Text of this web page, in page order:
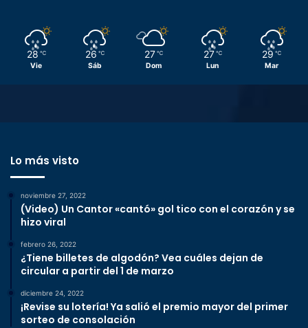
28 ℃
Vie
26 ℃
Sáb
27 ℃
Dom
27 ℃
Lun
29 ℃
Mar
Lo más visto
noviembre 27, 2022
(Video) Un Cantor «cantó» gol tico con el corazón y se
hizo viral
febrero 26, 2022
¿Tiene billetes de algodón? Vea cuáles dejan de
circular a partir del 1 de marzo
diciembre 24, 2022
¡Revise su lotería! Ya salió el premio mayor del primer
sorteo de consolación